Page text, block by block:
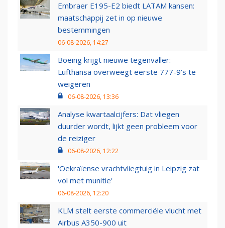
Embraer E195-E2 biedt LATAM kansen:
maatschappij zet in op nieuwe
bestemmingen
06-08-2026, 14:27
Boeing krijgt nieuwe tegenvaller:
Lufthansa overweegt eerste 777-9’s te
weigeren
06-08-2026, 13:36
Analyse kwartaalcijfers: Dat vliegen
duurder wordt, lijkt geen probleem voor
de reiziger
06-08-2026, 12:22
'Oekraïense vrachtvliegtuig in Leipzig zat
vol met munitie'
06-08-2026, 12:20
KLM stelt eerste commerciële vlucht met
Airbus A350-900 uit